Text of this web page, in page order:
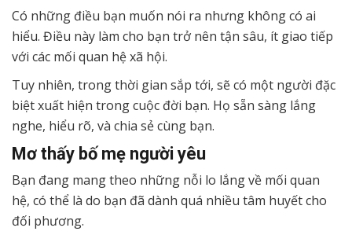
Có những điều bạn muốn nói ra nhưng không có ai
hiểu. Điều này làm cho bạn trở nên tận sâu, ít giao tiếp
với các mối quan hệ xã hội.
Tuy nhiên, trong thời gian sắp tới, sẽ có một người đặc
biệt xuất hiện trong cuộc đời bạn. Họ sẵn sàng lắng
nghe, hiểu rõ, và chia sẻ cùng bạn.
Mơ thấy bố mẹ người yêu
Bạn đang mang theo những nỗi lo lắng về mối quan
hệ, có thể là do bạn đã dành quá nhiều tâm huyết cho
đối phương.